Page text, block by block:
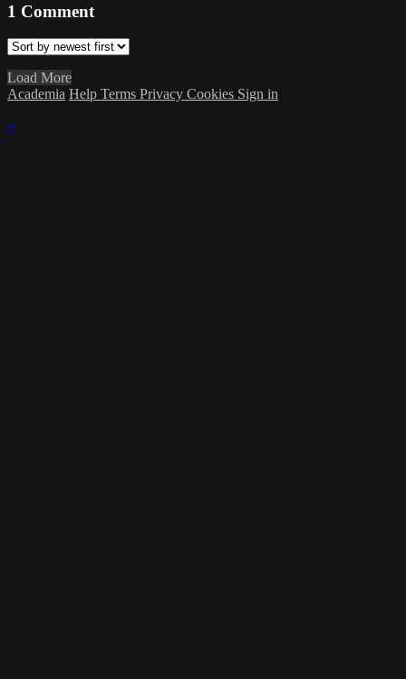
1 Comment
Load More
Academia Help Terms Privacy Cookies Sign in
×